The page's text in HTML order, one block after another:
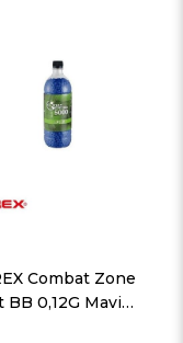
Combat Zone
BB 0,12G Mavi